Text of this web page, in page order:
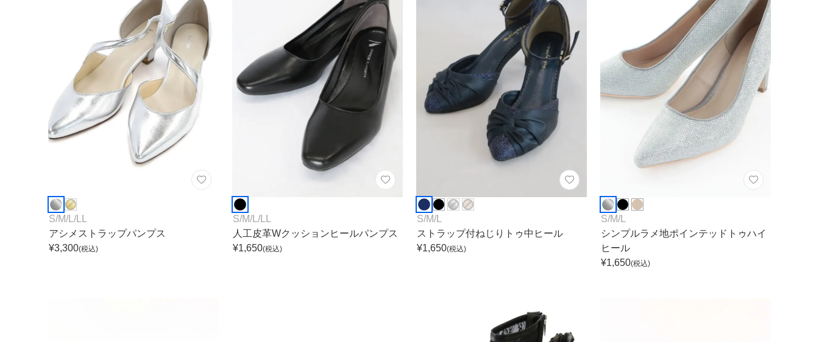
S/M/L /LL
アシメストラップパンプス
¥3,300(税込)
S/M/L /LL
人工皮革Wクッションヒールパンプス
¥1,650(税込)
S/M/L
ストラップ付ねじりトゥ中ヒール
¥1,650(税込)
S/M/L
シンプルラメ地ポインテッドトゥハイ
ヒール
¥1,650(税込)